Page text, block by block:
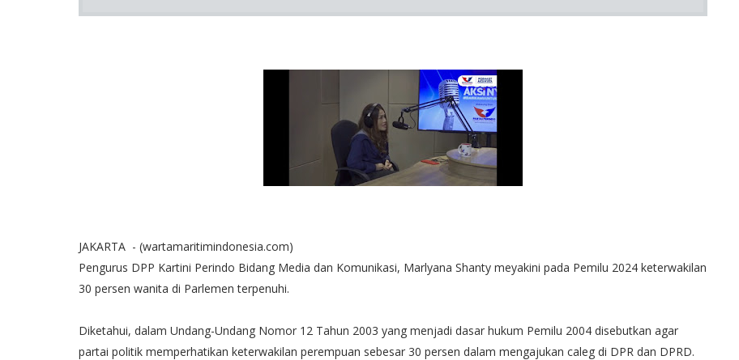
JAKARTA - (wartamaritimindonesia.com)
Pengurus DPP Kartini Perindo Bidang Media dan Komunikasi, Marlyana Shanty meyakini pada Pemilu 2024 keterwakilan
30 persen wanita di Parlemen terpenuhi.
Diketahui, dalam Undang-Undang Nomor 12 Tahun 2003 yang menjadi dasar hukum Pemilu 2004 disebutkan agar
partai politik memperhatikan keterwakilan perempuan sebesar 30 persen dalam mengajukan caleg di DPR dan DPRD.